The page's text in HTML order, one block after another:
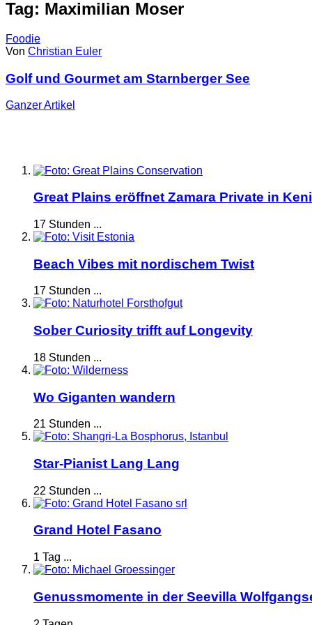
Tag: Maximilian Moser
Foodie
Von Christian Euler
Golf und Gourmet am Starnberger See
GanzerArtikel
Great Plains eröffnet Zamara Private in
17 Stunden ...
Beach Vibes mit nordischem Twist
17 Stunden ...
Sober Curiosity trifft auf Longevity
18 Stunden ...
Wo Giganten wandern
21 Stunden ...
Star-Pianist Lang Lang
22 Stunden ...
Grand Hotel Fasano
1 Tag ...
Genussmomente in der Seevilla